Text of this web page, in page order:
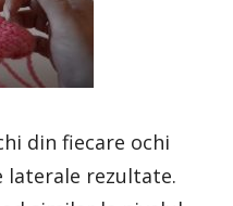
din fiecare ochi
laterale rezultate.